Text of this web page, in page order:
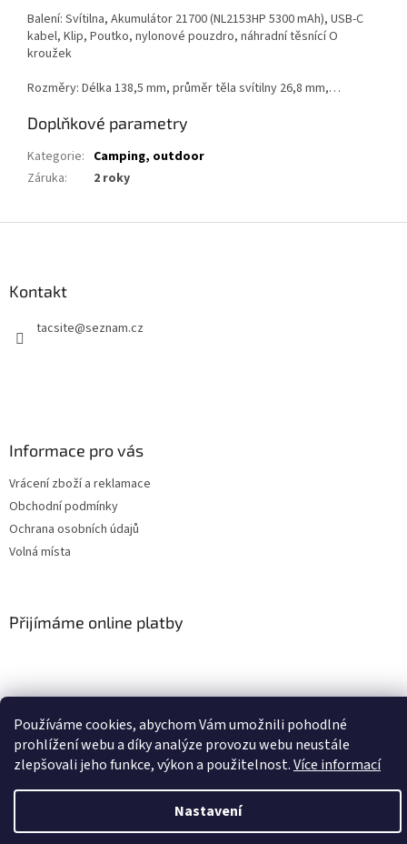
Používáme cookies, abychom Vám umožnili pohodlné
prohlížení webu a díky analýze provozu webu neustále
zlepšovali jeho funkce, výkon a použitelnost.Více informací
Nastavení
Balení: Svítilna, Akumulátor 21700 (NL2153HP 5300 mAh), USB-C
kabel, Klip, Poutko, nylonové pouzdro, náhradní těsnící O
kroužek
Rozměry: Délka 138,5 mm, průměr těla svítilny 26,8 mm,…
Doplňkové parametry
Kategorie: Camping, outdoor
Záruka: 2 roky
Kontakt
tacsite@seznam.cz
Informace pro vás
Vrácení zboží a reklamace
Obchodní podmínky
Ochrana osobních údajů
Volná místa
Přijímáme online platby
Vytvořil Shoptet
TACSITE. Všechna práva vyhrazena.